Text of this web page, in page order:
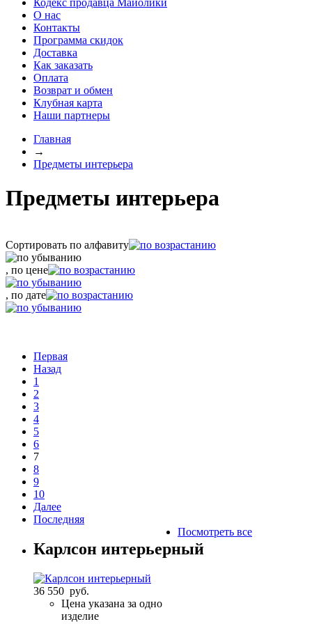
Кодекс продавца Майолики
О нас
Контакты
Программа скидок
Доставка
Как заказать
Оплата
Возврат и обмен
Клубная карта
Наши партнеры
Главная
→
Предметы интерьера
Предметы интерьера
Сортировать по алфавиту
, по цене
, по дате
Первая
Назад
1
2
3
4
5
6
7
8
9
10
Далее
Последняя
Посмотреть все
Карлсон интерьерный
36 550 руб.
Цена указана за одно
изделие